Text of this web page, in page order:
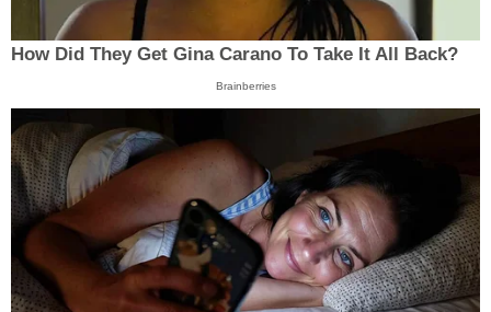
How Did They Get Gina Carano To Take It All Back?
Brainberries